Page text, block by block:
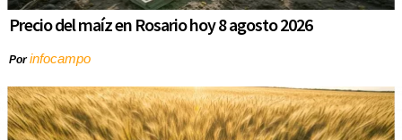
Precio del maíz en Rosario hoy 8 agosto 2026
Porinfocampo